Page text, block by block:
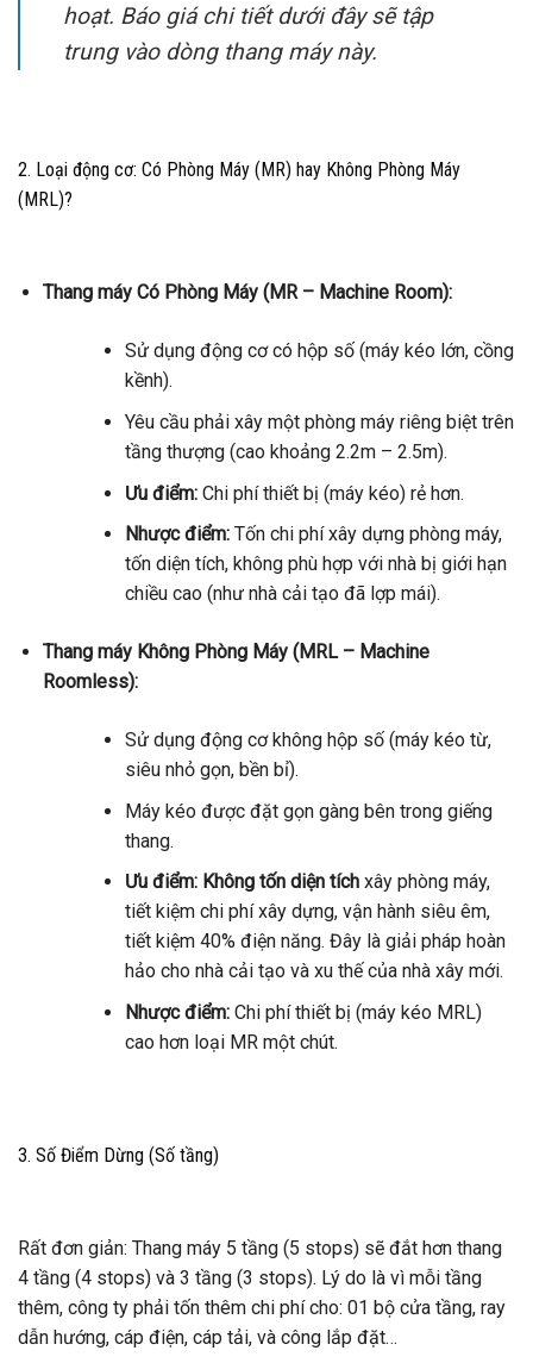
hoạt. Báo giá chi tiết dưới đây sẽ tập
trung vào dòng thang máy này.
2. Loại động cơ: Có Phòng Máy (MR) hay Không Phòng Máy
(MRL)?
Thang máy Có Phòng Máy (MR – Machine Room):
Sử dụng động cơ có hộp số (máy kéo lớn, cồng
kềnh).
Yêu cầu phải xây một phòng máy riêng biệt trên
tầng thượng (cao khoảng 2.2m – 2.5m).
Ưu điểm:Chi phí thiết bị (máy kéo) rẻ hơn.
Nhược điểm:Tốn chi phí xây dựng phòng máy,
tốn diện tích, không phù hợp với nhà bị giới hạn
chiều cao (như nhà cải tạo đã lợp mái).
Thang máy Không Phòng Máy (MRL – Machine
Roomless):
Sử dụng động cơ không hộp số (máy kéo từ,
siêu nhỏ gọn, bền bỉ).
Máy kéo được đặt gọn gàng bên trong giếng
thang.
Ưu điểm: Không tốn diện tíchxây phòng máy,
tiết kiệm chi phí xây dựng, vận hành siêu êm,
tiết kiệm 40% điện năng. Đây là giải pháp hoàn
hảo cho nhà cải tạo và xu thế của nhà xây mới.
Nhược điểm:Chi phí thiết bị (máy kéo MRL)
cao hơn loại MR một chút.
3. Số Điểm Dừng (Số tầng)
Rất đơn giản: Thang máy 5 tầng (5 stops) sẽ đắt hơn thang
4 tầng (4 stops) và 3 tầng (3 stops). Lý do là vì mỗi tầng
thêm, công ty phải tốn thêm chi phí cho: 01 bộ cửa tầng, ray
dẫn hướng, cáp điện, cáp tải, và công lắp đặt…